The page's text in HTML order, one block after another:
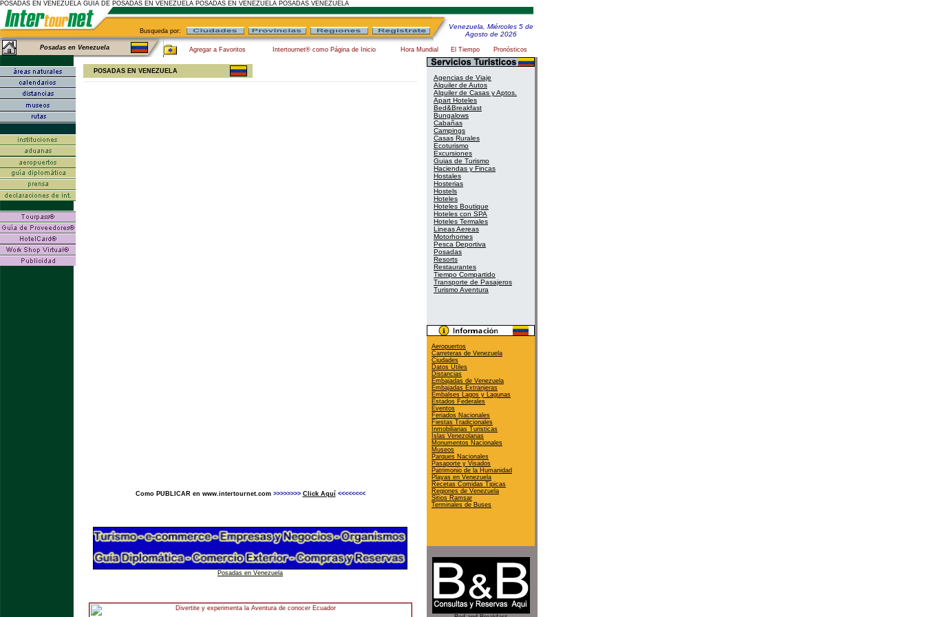
POSADAS EN VENEZUELA GUIA DE POSADAS EN VENEZUELA POSADAS EN VENEZUELA POSADAS VENEZUELA
Busqueda por:
Venezuela, Miércoles 5 de
Agosto de 2026
Posadas en Venezuela Agregar a Favoritos Intertournet® como Página de Inicio Hora Mundial El Tiempo Pronósticos
POSADAS EN VENEZUELA
Como PUBLICAR en www.intertournet.com >>>>>>>> Click Aquí <<<<<<<<
Posadas en Venezuela
Agencias de Viaje
Alquiler de Autos
Alquiler de Casas y Aptos.
Apart Hoteles
Bed&Breakfast
Bungalows
Cabañas
Campings
Casas Rurales
Ecoturismo
Excursiones
Guias de Turismo
Haciendas y Fincas
Hostales
Hosterias
Hostels
Hoteles
Hoteles Boutique
Hoteles con SPA
Hoteles Termales
Lineas Aereas
Motorhomes
Pesca Deportiva
Posadas
Resorts
Restaurantes
Tiempo Compartido
Transporte de Pasajeros
Turismo Aventura
Aeropuertos
Carreteras de Venezuela
Ciudades
Datos Utiles
Distancias
Embajadas de Venezuela
Embajadas Extranjeras
Embalses Lagos y Lagunas
Estados Federales
Eventos
Feriados Nacionales
Fiestas Tradicionales
Inmobiliarias Turisticas
Islas Venezolanas
Monumentos Nacionales
Museos
Parques Nacionales
Pasaporte y Visados
Patrimonio de la Humanidad
Playas en Venezuela
Recetas Comidas Tipicas
Regiones de Venezuela
Sitios Ramsar
Terminales de Buses